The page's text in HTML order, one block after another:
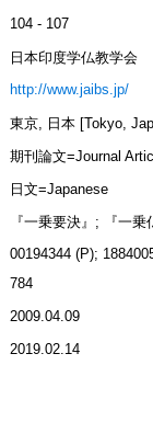
104 - 107
日本印度学仏教学会
http://www.jaibs.jp/
東京, 日本 [Tokyo,
期刊論文=Journal
日文=Japanese
『一乗要決』; 『一
00194344 (P);
784
2009.04.09
2019.02.14